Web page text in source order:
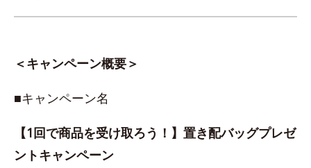
＜キャンペーン概要＞
■キャンペーン名
【1回で商品を受け取ろう！】置き配バッグプレゼ
ントキャンペーン